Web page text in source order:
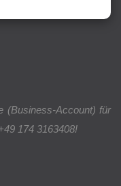
(Business-Account) für
174 3163408!